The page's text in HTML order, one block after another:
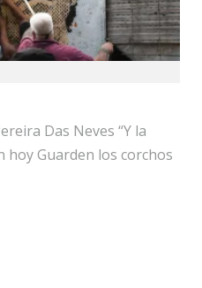
Das Neves “Y la
hoy Guarden los corchos